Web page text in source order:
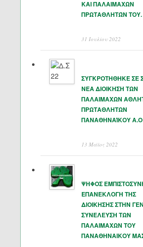
ΚΑΙ ΠΑΛΑΙΜΑΧΩΝ
ΠΡΩΤΑΘΛΗΤΏΝ ΤΟΥ.
31 Ιουλίου 2022
ΣΥΓΚΡΟΤΗΘΗΚΕ ΣΕ
ΝΕΑ ΔΙΟΙΚΗΣΗ ΤΩΝ
ΠΑΛΑΙΜΑΧΩΝ
ΠΡΩΤΑΘΛΗΤΩΝ
ΠΑΝΑΘΗΝΑΊΚΟΥ Α.Ο
13 Μάϊος 2022
ΨΗΦΟΣ
ΕΠΑΝΕΚΛΟΓΗ ΤΗΣ
ΔΙΟΙΚΗΣΗΣ ΣΤΗΝ
ΣΥΝΕΛΕΥΣΗ ΤΩΝ
ΠΑΛΑΙΜΑΧΩΝ ΤΟΥ
ΠΑΝΑΘΗΝΑΙΚΟΥ